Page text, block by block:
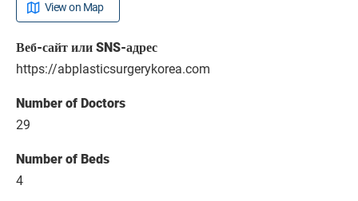
View on Map
Веб-сайт или SNS-адрес
https://abplasticsurgerykorea.com
Number of Doctors
29
Number of Beds
4